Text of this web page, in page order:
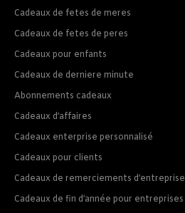
Cadeaux de fetes de meres
Cadeaux de fetes de peres
Cadeaux pour enfants
Cadeaux de derniere minute
Abonnements cadeaux
Cadeaux d’affaires
Cadeaux enterprise personnalisé
Cadeaux pour clients
Cadeaux de remerciements d’entreprise
Cadeaux de fin d’année pour entreprises